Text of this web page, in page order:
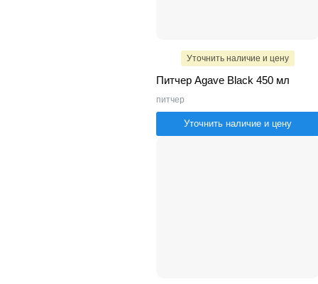
Уточнить наличие и цену
Питчер Agave Black 450 мл
питчер
Уточнить наличие и цену